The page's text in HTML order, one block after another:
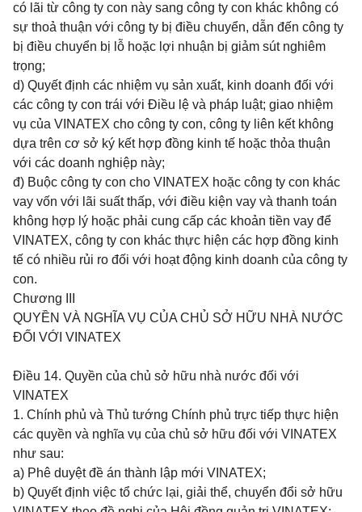
có lãi từ công ty con này sang công ty con khác không có
sự thoả thuận với công ty bị điều chuyển, dẫn đến công ty
bị điều chuyển bị lỗ hoặc lợi nhuận bị giảm sút nghiêm
trọng;
d) Quyết định các nhiệm vụ sản xuất, kinh doanh đối với
các công ty con trái với Điều lệ và pháp luật; giao nhiệm
vụ của VINATEX cho công ty con, công ty liên kết không
dựa trên cơ sở ký kết hợp đồng kinh tế hoặc thỏa thuận
với các doanh nghiệp này;
đ) Buộc công ty con cho VINATEX hoặc công ty con khác
vay vốn với lãi suất thấp, với điều kiện vay và thanh toán
không hợp lý hoặc phải cung cấp các khoản tiền vay để
VINATEX, công ty con khác thực hiện các hợp đồng kinh
tế có nhiều rủi ro đối với hoạt động kinh doanh của công ty
con.
Chương III
QUYỀN VÀ NGHĨA VỤ CỦA CHỦ SỞ HỮU NHÀ NƯỚC
ĐỐI VỚI VINATEX
Điều 14. Quyền của chủ sở hữu nhà nước đối với
VINATEX
1. Chính phủ và Thủ tướng Chính phủ trực tiếp thực hiện
các quyền và nghĩa vụ của chủ sở hữu đối với VINATEX
như sau:
a) Phê duyệt đề án thành lập mới VINATEX;
b) Quyết định việc tổ chức lại, giải thể, chuyển đổi sở hữu